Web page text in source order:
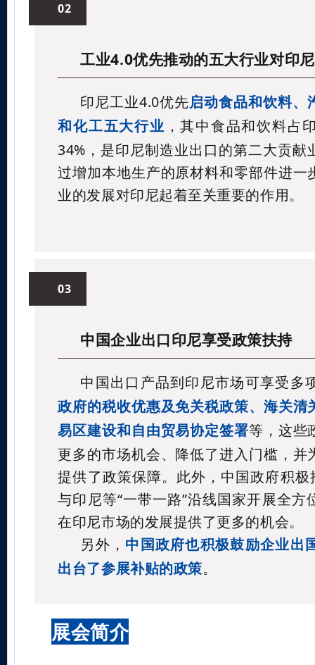
02
工业4.0优先推动的五大行业对印
印尼工业4.0优先启动食品和饮料、
和化工五大行业 ，其中食品和饮料占
34%，是印尼制造业出口的第二大贡献
过增加本地生产的原材料和零部件进一
业的发展对印尼起着至关重要的作用。
03
中国企业出口印尼享受政策扶持
中国出口产品到印尼市场可享受多
政府的税收优惠及免关税政策、海关清
易区建设和自由贸易协定签署等，这些
更多的市场机会、降低了进入门槛，并
提供了政策保障。此外，中国政府积极
与印尼等“一带一路”沿线国家开展全方
在印尼市场的发展提供了更多的机会。
另外， 中国政府也积极鼓励企业出
出台了参展补贴的政策。
展会简介